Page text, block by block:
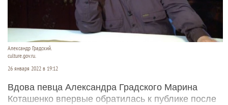
Александр Градский.
culture.gov.ru.
26 января 2022 в 19:12
Вдова певца Александра Градского Марина
Коташенко впервые обратилась к публике после